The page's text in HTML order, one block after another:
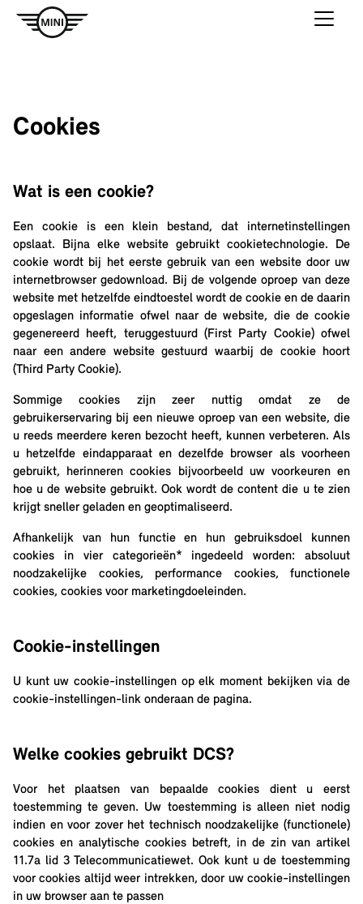
Cookies
Wat is een cookie?
Een cookie is een klein bestand, dat internetinstellingen
opslaat. Bijna elke website gebruikt cookietechnologie. De
cookie wordt bij het eerste gebruik van een website door uw
internetbrowser gedownload. Bij de volgende oproep van deze
website met hetzelfde eindtoestel wordt de cookie en de daarin
opgeslagen informatie ofwel naar de website, die de cookie
gegenereerd heeft, teruggestuurd (First Party Cookie) ofwel
naar een andere website gestuurd waarbij de cookie hoort
(Third Party Cookie).
Sommige cookies zijn zeer nuttig omdat ze de
gebruikerservaring bij een nieuwe oproep van een website, die
u reeds meerdere keren bezocht heeft, kunnen verbeteren. Als
u hetzelfde eindapparaat en dezelfde browser als voorheen
gebruikt, herinneren cookies bijvoorbeeld uw voorkeuren en
hoe u de website gebruikt. Ook wordt de content die u te zien
krijgt sneller geladen en geoptimaliseerd.
Afhankelijk van hun functie en hun gebruiksdoel kunnen
cookies in vier categorieën* ingedeeld worden: absoluut
noodzakelijke cookies, performance cookies, functionele
cookies, cookies voor marketingdoeleinden.
Cookie-instellingen
U kunt uw cookie-instellingen op elk moment bekijken via de
cookie-instellingen-link onderaan de pagina.
Welke cookies gebruikt DCS?
Voor het plaatsen van bepaalde cookies dient u eerst
toestemming te geven. Uw toestemming is alleen niet nodig
indien en voor zover het technisch noodzakelijke (functionele)
cookies en analytische cookies betreft, in de zin van artikel
11.7a lid 3 Telecommunicatiewet. Ook kunt u de toestemming
voor cookies altijd weer intrekken, door uw cookie-instellingen
in uw browser aan te passen